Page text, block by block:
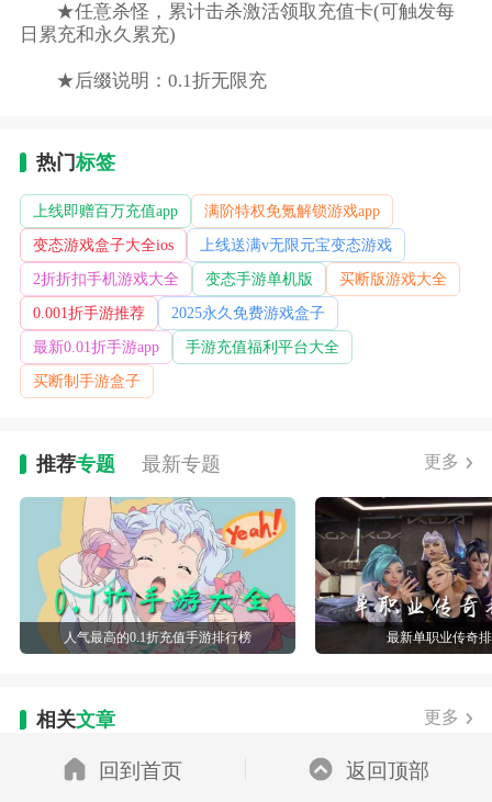
★任意杀怪，累计击杀激活领取充值卡(可触发每
日累充和永久累充)
★后缀说明：0.1折无限充
热门标签
上线即赠百万充值app
满阶特权免氪解锁游戏app
变态游戏盒子大全ios
上线送满v无限元宝变态游戏
2折折扣手机游戏大全
变态手游单机版
买断版游戏大全
0.001折手游推荐
2025永久免费游戏盒子
最新0.01折手游app
手游充值福利平台大全
买断制手游盒子
推荐专题 最新专题 更多
人气最高的0.1折充值手游排行榜 最新单职业传奇
相关文章 更多
回到首页 返回顶部